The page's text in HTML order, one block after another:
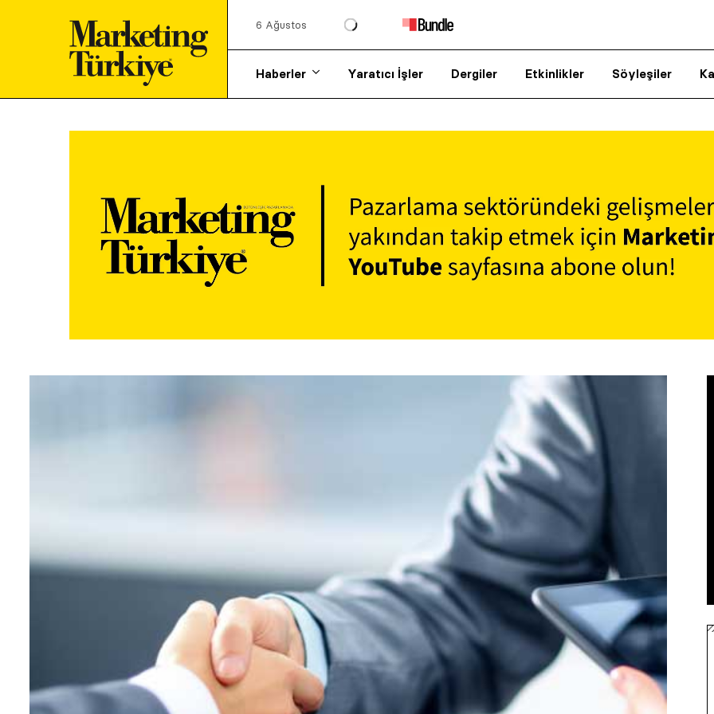
6 Ağustos
Haberler Yaratıcı İşler Dergiler Etkinlikler Söyleşiler